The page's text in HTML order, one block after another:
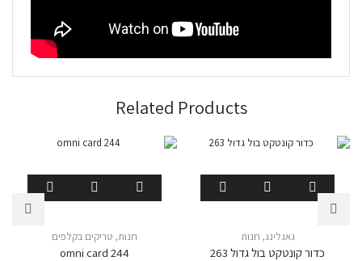
Related Products
גאגלינג, חנות
כדור קונטקט בול גדול 263
חנות, טריקים בקלפים
omni card 244